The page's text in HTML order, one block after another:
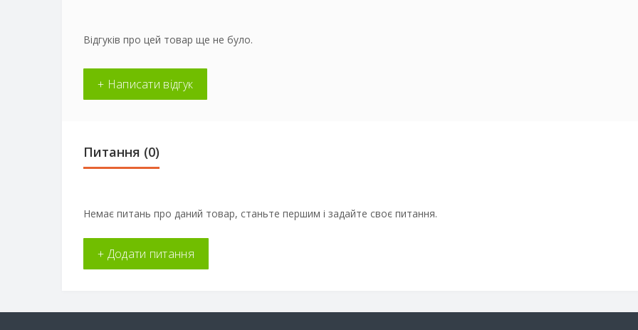
Відгуків про цей товар ще не було.
+ Написати відгук
Питання (0)
Немає питань про даний товар, станьте першим і задайте своє питання.
+ Додати питання